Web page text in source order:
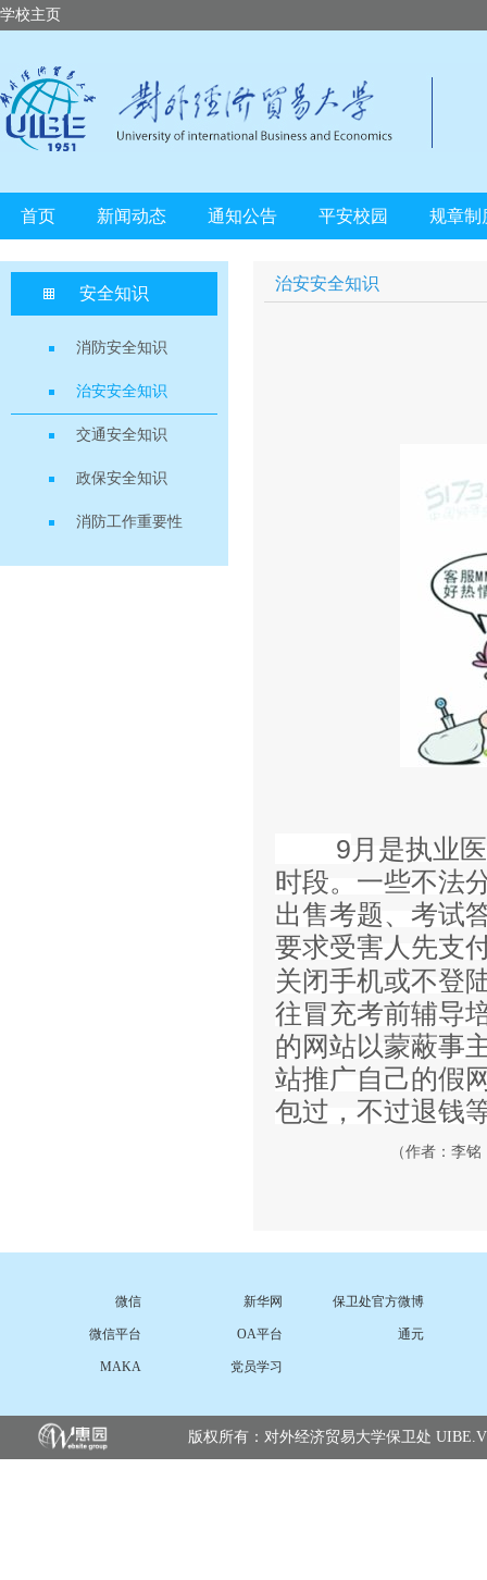
学校主页
首页 新闻动态 通知公告 平安校园 规章制
安全知识
消防安全知识
治安安全知识
交通安全知识
政保安全知识
消防工作重要性
治安安全知识
9 月是执业
时段。一些不法
出售考题、考试
要求受害人先支
关闭手机或不登
往冒充考前辅导
的网站以蒙蔽事
站推广自己的假
包过，不过退钱
（作者：李
微信 新华网 保卫处官方微博
微信平台 OA平台 通元
MAKA 党员学习
版权所有：对外经济贸易大学保卫处